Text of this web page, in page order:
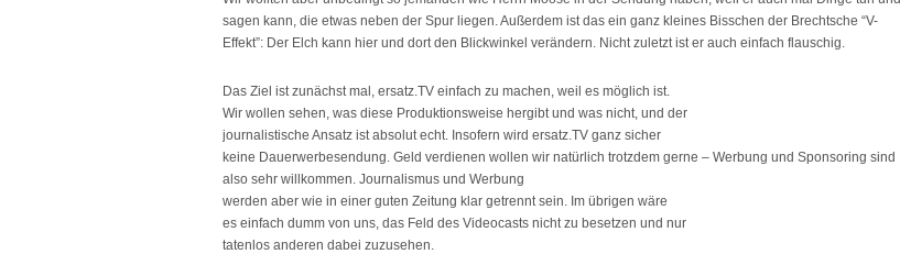
sagen kann, die etwas neben der Spur liegen. Außerdem ist das ein ganz kleines Bisschen der Brechtsche “V-
Effekt”: Der Elch kann hier und dort den Blickwinkel verändern. Nicht zuletzt ist er auch einfach flauschig.
Das Ziel ist zunächst mal, ersatz.TV einfach zu machen, weil es möglich ist.
Wir wollen sehen, was diese Produktionsweise hergibt und was nicht, und der
journalistische Ansatz ist absolut echt. Insofern wird ersatz.TV ganz sicher
keine Dauerwerbesendung. Geld verdienen wollen wir natürlich trotzdem gerne – Werbung und Sponsoring sind
also sehr willkommen. Journalismus und Werbung
werden aber wie in einer guten Zeitung klar getrennt sein. Im übrigen wäre
es einfach dumm von uns, das Feld des Videocasts nicht zu besetzen und nur
tatenlos anderen dabei zuzusehen.